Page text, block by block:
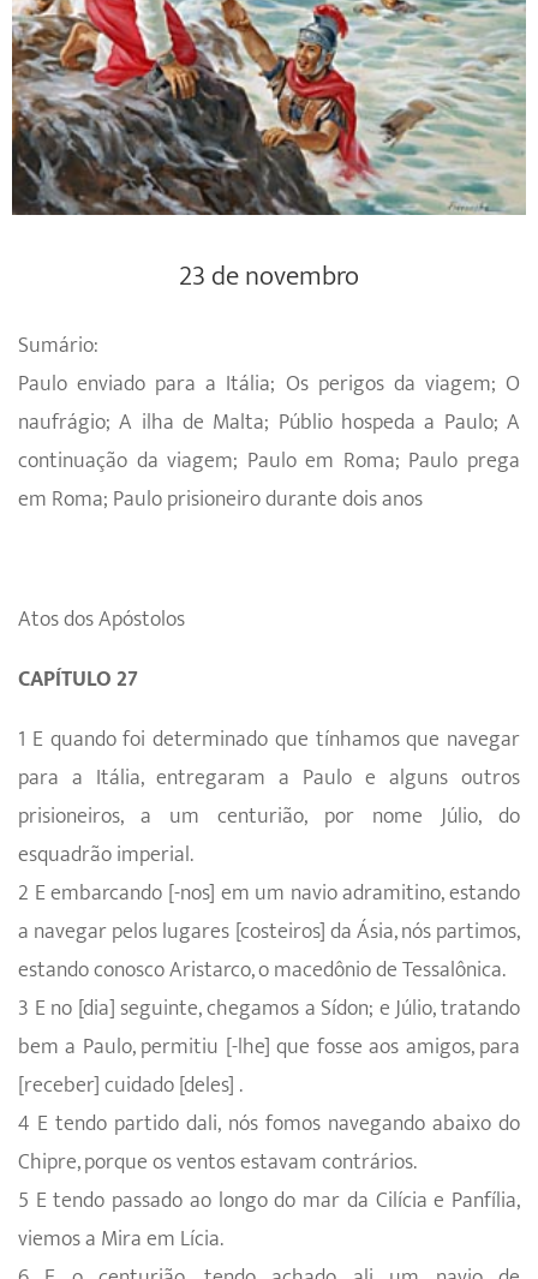
23 de novembro
Sumário:
Paulo enviado para a Itália; Os perigos da viagem; O
naufrágio; A ilha de Malta; Públio hospeda a Paulo; A
continuação da viagem; Paulo em Roma; Paulo prega
em Roma; Paulo prisioneiro durante dois anos
Atos dos Apóstolos
CAPÍTULO 27
1 E quando foi determinado que tínhamos que navegar
para a Itália, entregaram a Paulo e alguns outros
prisioneiros, a um centurião, por nome Júlio, do
esquadrão imperial.
2 E embarcando [-nos] em um navio adramitino, estando
a navegar pelos lugares [costeiros] da Ásia, nós partimos,
estando conosco Aristarco, o macedônio de Tessalônica.
3 E no [dia] seguinte, chegamos a Sídon; e Júlio, tratando
bem a Paulo, permitiu [-lhe] que fosse aos amigos, para
[receber] cuidado [deles] .
4 E tendo partido dali, nós fomos navegando abaixo do
Chipre, porque os ventos estavam contrários.
5 E tendo passado ao longo do mar da Cilícia e Panfília,
viemos a Mira em Lícia.